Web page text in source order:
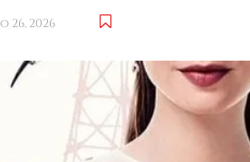
26, 2026